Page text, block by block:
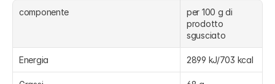
componente
per 100 g di
prodotto
sgusciato
Energia 2899 kJ/703 kcal